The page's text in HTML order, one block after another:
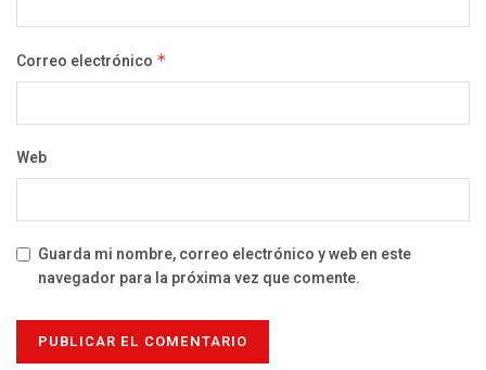
Correo electrónico *
Web
Guarda mi nombre, correo electrónico y web en este
navegador para la próxima vez que comente.